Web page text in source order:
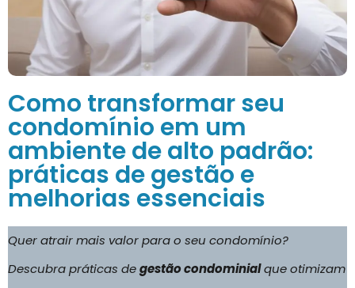
Como transformar seu
condomínio em um
ambiente de alto padrão:
práticas de gestão e
melhorias essenciais
Quer atrair mais valor para o seu condomínio?
Descubra práticas degestão condominialque otimizam